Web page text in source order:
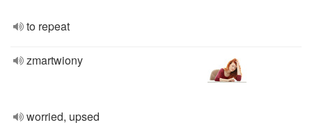
to repeat
zmartwiony
worried, upsed